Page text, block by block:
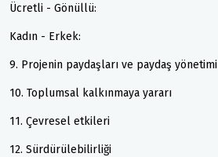
Ücretli - Gönüllü:
Kadın - Erkek:
9. Projenin paydaşları ve paydaş yönetimi
10. Toplumsal kalkınmaya yararı
11. Çevresel etkileri
12. Sürdürülebilirliği